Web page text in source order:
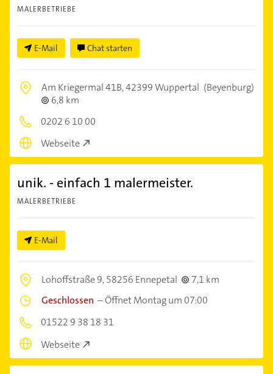
MALERBETRIEBE
E-Mail Chat starten
Am Kriegermal 41B,42399 Wuppertal (Beyenburg)
6,8 km
0202 6 10 00
Webseite
unik. - einfach 1 malermeister.
MALERBETRIEBE
E-Mail
Lohoffstraße 9,58256 Ennepetal
7,1 km
Geschlossen –Öffnet Montag um 07:00
01522 9 38 18 31
Webseite